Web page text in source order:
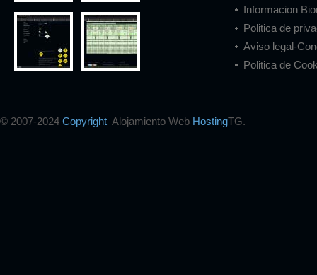
Informacion
Politica de
Aviso legal-
Politica de
© 2007-2024 Copyright Alojamiento Web HostingTG.